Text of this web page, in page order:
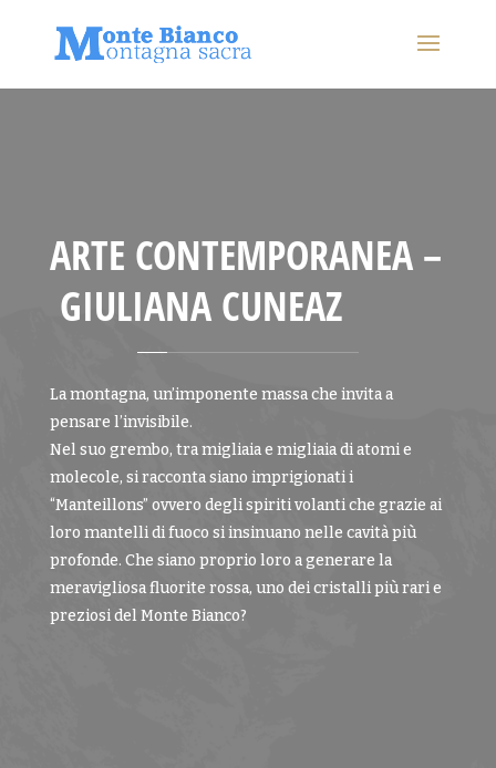
ARTE CONTEMPORANEA –
GIULIANA CUNEAZ
La montagna, un’imponente massa che invita a
pensare l’invisibile.
Nel suo grembo, tra migliaia e migliaia di atomi e
molecole, si racconta siano imprigionati i
“Manteillons” ovvero degli spiriti volanti che grazie ai
loro mantelli di fuoco si insinuano nelle cavità più
profonde. Che siano proprio loro a generare la
meravigliosa fluorite rossa, uno dei cristalli più rari e
preziosi del Monte Bianco?